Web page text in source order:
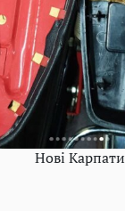
Нові Карпати